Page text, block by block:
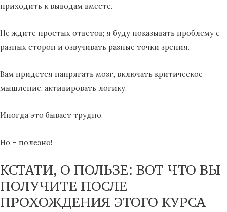
приходить к выводам вместе.
Не ждите простых ответов; я буду показывать проблему с
разных сторон и озвучивать разные точки зрения.
Вам придется напрягать мозг, включать критическое
мышление, активировать логику.
Иногда это бывает трудно.
Но – полезно!
КСТАТИ, О ПОЛЬЗЕ: ВОТ ЧТО ВЫ
ПОЛУЧИТЕ ПОСЛЕ
ПРОХОЖДЕНИЯ ЭТОГО КУРСА